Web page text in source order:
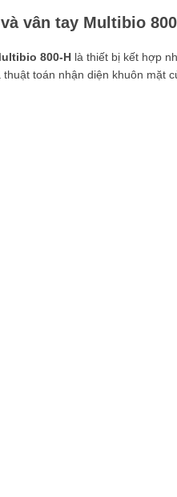
vân tay Multibio
800-H là thiết bị kết hợp
toán nhận diện khuôn mặt